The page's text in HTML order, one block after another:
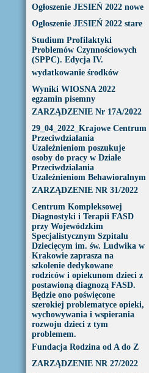
Ogłoszenie JESIEŃ 2022 nowe
Ogłoszenie JESIEŃ 2022 stare
Studium Profilaktyki
Problemów Czynnościowych
(SPPC). Edycja IV.
wydatkowanie środków
Wyniki WIOSNA 2022
egzamin pisemny
ZARZĄDZENIE Nr 17A/2022
29_04_2022_Krajowe Centrum
Przeciwdziałania
Uzależnieniom poszukuje
osoby do pracy w Dziale
Przeciwdziałania
Uzależnieniom Behawioralnym
ZARZĄDZENIE NR 31/2022
Centrum Kompleksowej
Diagnostyki i Terapii FASD
przy Wojewódzkim
Specjalistycznym Szpitalu
Dziecięcym im. św. Ludwika w
Krakowie zaprasza na
szkolenie dedykowane
rodziców i opiekunom dzieci z
postawioną diagnozą FASD.
Będzie ono poświęcone
szerokiej problematyce opieki,
wychowywania i wspierania
rozwoju dzieci z tym
problemem.
Fundacja Rodzina od A do Z
ZARZĄDZENIE NR 27/2022